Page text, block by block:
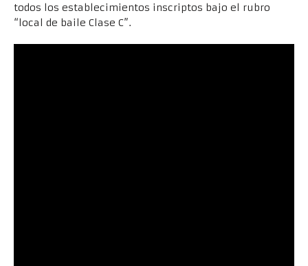
todos los establecimientos inscriptos bajo el rubro
“local de baile Clase C”.